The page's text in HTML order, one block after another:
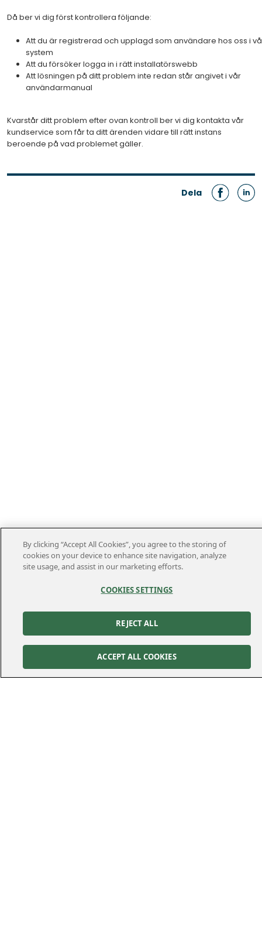
Då ber vi dig först kontrollera följande:
Att du är registrerad och upplagd som användare hos oss i
system
Att du försöker logga in i rätt installatörswebb
Att lösningen på ditt problem inte redan står angivet i vår
användarmanual
Kvarstår ditt problem efter ovan kontroll ber vi dig kontakta vår
kundservice som får ta ditt ärenden vidare till rätt instans
beroende på vad problemet gäller.
Dela
010-122 70 00
kundservice@kraftringen.se
Felanmälan
010-122 70 00
Postadress
Besöksadress
By clicking “Accept All Cookies”, you agree to the storing of
cookies on your device to enhance site navigation, analyze
site usage, and assist in our marketing efforts.
COOKIES SETTINGS
REJECT ALL
ACCEPT ALL COOKIES